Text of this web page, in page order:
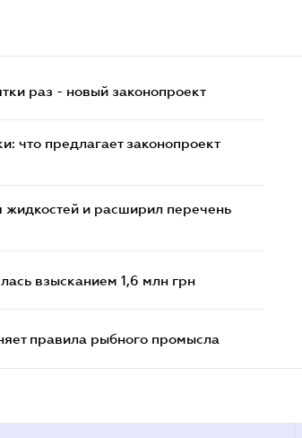
раз - новый законопроект
что предлагает законопроект
жидкостей и расширил перечень
взысканием 1,6 млн грн
правила рыбного промысла